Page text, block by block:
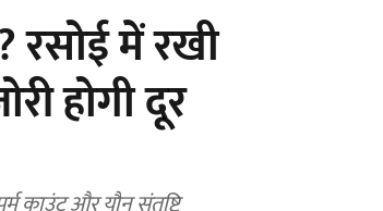
में रखी
होगी दूर